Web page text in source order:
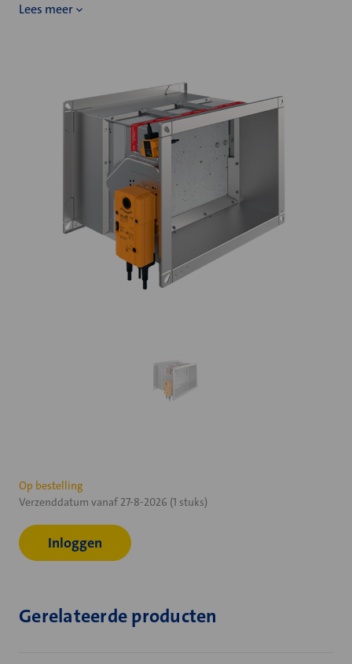
Lees meer
Huidige
voorraad:
Op bestelling
Verzenddatum vanaf 27-8-2026 (1 stuks)
Inloggen
Gerelateerde producten